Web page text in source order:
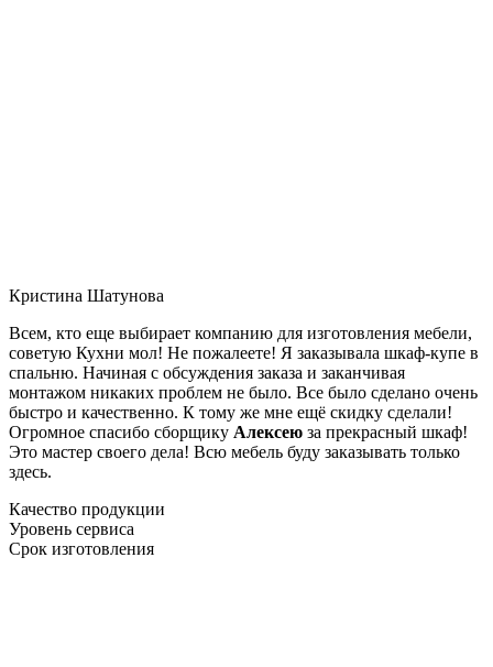
Кристина Шатунова
Всем, кто еще выбирает компанию для изготовления мебели,
советую Кухни мол! Не пожалеете! Я заказывала шкаф-купе в
спальню. Начиная с обсуждения заказа и заканчивая
монтажом никаких проблем не было. Все было сделано очень
быстро и качественно. К тому же мне ещё скидку сделали!
Огромное спасибо сборщику Алексею за прекрасный шкаф!
Это мастер своего дела! Всю мебель буду заказывать только
здесь.
Качество продукции
Уровень сервиса
Срок изготовления